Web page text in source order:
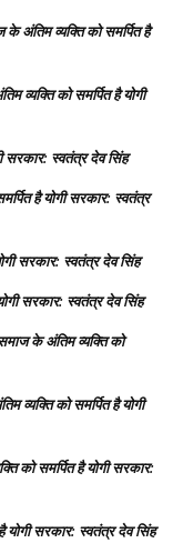
के अंतिम व्यक्ति को समर्पित है
व्यक्ति को समर्पित है योगी
सरकार: स्वतंत्र देव सिंह
है योगी सरकार: स्वतंत्र
सरकार: स्वतंत्र देव सिंह
सरकार: स्वतंत्र देव सिंह
के अंतिम व्यक्ति को
व्यक्ति को समर्पित है योगी
को समर्पित है योगी सरकार:
योगी सरकार: स्वतंत्र देव सिंह